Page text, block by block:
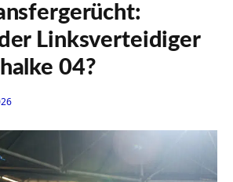
Linksverteidiger
04?